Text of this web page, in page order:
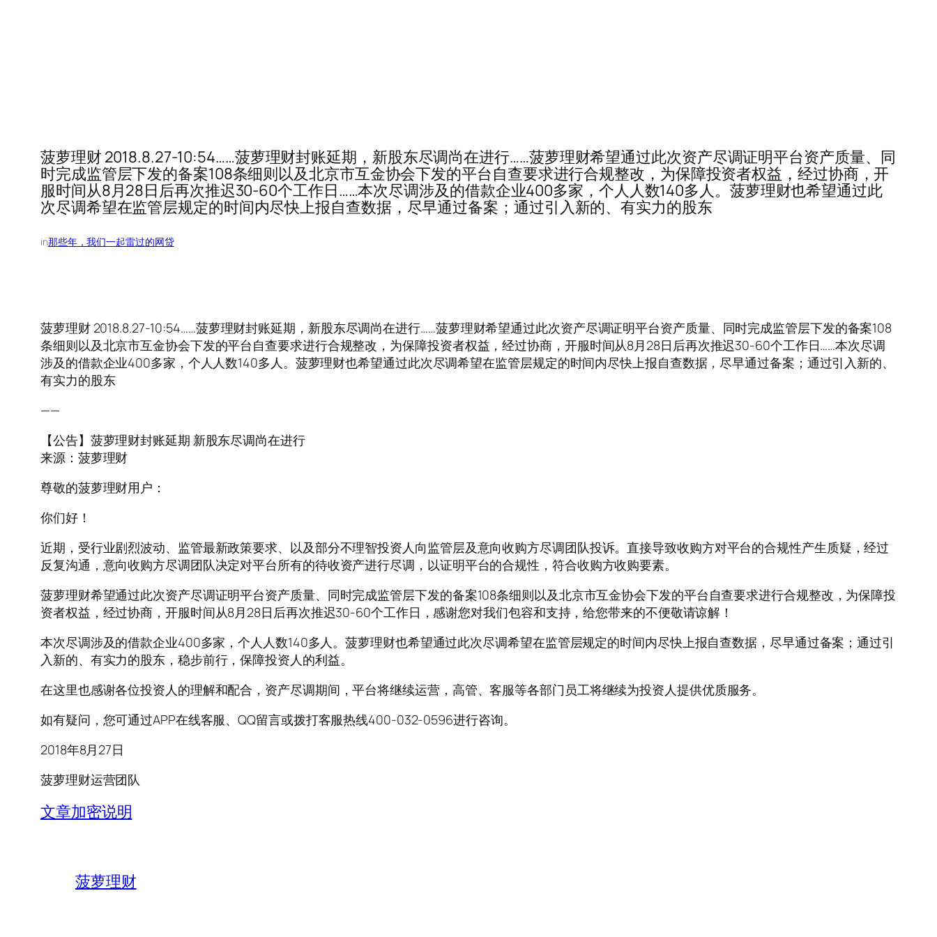
菠萝理财 2018.8.27-10:54……菠萝理财封账延期，新股东尽调尚在进行……菠萝理财希望通过此次资产尽调证明平台资产质量、同
时完成监管层下发的备案108条细则以及北京市互金协会下发的平台自查要求进行合规整改，为保障投资者权益，经过协商，开
服时间从8月28日后再次推迟30-60个工作日……本次尽调涉及的借款企业400多家，个人人数140多人。菠萝理财也希望通过此
次尽调希望在监管层规定的时间内尽快上报自查数据，尽早通过备案；通过引入新的、有实力的股东
in那些年，我们一起雷过的网贷
菠萝理财 2018.8.27-10:54……菠萝理财封账延期，新股东尽调尚在进行……菠萝理财希望通过此次资产尽调证明平台资产质量、同时完成监管层下发的备案108
条细则以及北京市互金协会下发的平台自查要求进行合规整改，为保障投资者权益，经过协商，开服时间从8月28日后再次推迟30-60个工作日……本次尽调
涉及的借款企业400多家，个人人数140多人。菠萝理财也希望通过此次尽调希望在监管层规定的时间内尽快上报自查数据，尽早通过备案；通过引入新的、
有实力的股东
——
【公告】菠萝理财封账延期 新股东尽调尚在进行
来源：菠萝理财
尊敬的菠萝理财用户：
你们好！
近期，受行业剧烈波动、监管最新政策要求、以及部分不理智投资人向监管层及意向收购方尽调团队投诉。直接导致收购方对平台的合规性产生质疑，经过
反复沟通，意向收购方尽调团队决定对平台所有的待收资产进行尽调，以证明平台的合规性，符合收购方收购要素。
菠萝理财希望通过此次资产尽调证明平台资产质量、同时完成监管层下发的备案108条细则以及北京市互金协会下发的平台自查要求进行合规整改，为保障投
资者权益，经过协商，开服时间从8月28日后再次推迟30-60个工作日，感谢您对我们包容和支持，给您带来的不便敬请谅解！
本次尽调涉及的借款企业400多家，个人人数140多人。菠萝理财也希望通过此次尽调希望在监管层规定的时间内尽快上报自查数据，尽早通过备案；通过引
入新的、有实力的股东，稳步前行，保障投资人的利益。
在这里也感谢各位投资人的理解和配合，资产尽调期间，平台将继续运营，高管、客服等各部门员工将继续为投资人提供优质服务。
如有疑问，您可通过APP在线客服、QQ留言或拨打客服热线400-032-0596进行咨询。
2018年8月27日
菠萝理财运营团队
文章加密说明
菠萝理财